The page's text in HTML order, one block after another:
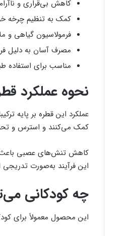
کاهش بی‌قراری و
کمک به تنظیم چرخه
فرمولاسیون گیاهی و
مصرف آسان به دلیل
مناسب برای استفاده
نحوه عملکرد
عملکرد این قطره بر پایه
کمک می‌کنند و استرس و
کاهش تنش‌های عصبی باعث
این فرآیند به‌صورت
چه کودکانی
این محصول معمولاً برای